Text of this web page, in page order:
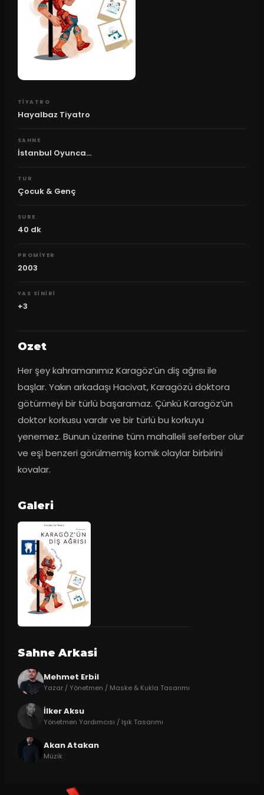
TIYATRO
Hayalbaz Tiyatro
SAHNE
İstanbul Oyunca...
TUR
Çocuk & Genç
SURE
40 dk
PROMIYER
2003
YAS SINIRI
+3
Ozet
Her şey kahramanımız Karagöz’ün diş ağrısı ile
başlar. Yakın arkadaşı Hacivat, Karagözü doktora
götürmeyi bir türlü başaramaz. Çünkü Karagöz’ün
doktor korkusu vardır ve bir türlü bu korkuyu
yenemez. Bunun üzerine tüm mahalleli seferber olur
ve eşi benzeri görülmemiş komik olaylar birbirini
kovalar.
Galeri
Sahne Arkasi
Mehmet Erbil
Yazar / Yönetmen / Maske & Kukla Tasarımı
İlker Aksu
Yönetmen Yardımcısı / Işık Tasarımı
Akan Atakan
Müzik